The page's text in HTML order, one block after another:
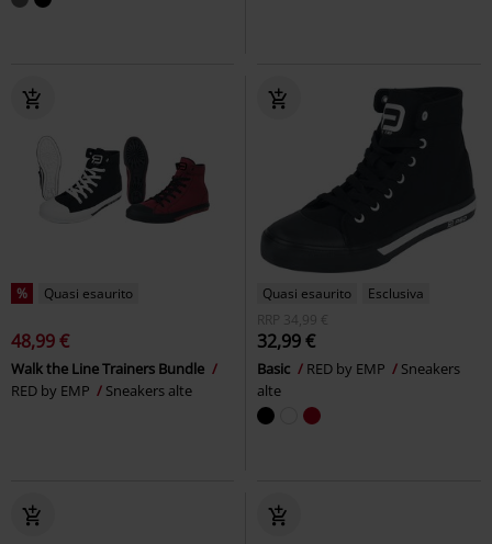
% Quasi esaurito
48,99 €
Walk the Line Trainers Bundle
RED by EMP
Sneakers alte
Quasi esaurito
Esclusiva
RRP
34,99 €
32,99 €
Basic RED by EMP
Sneakers
alte